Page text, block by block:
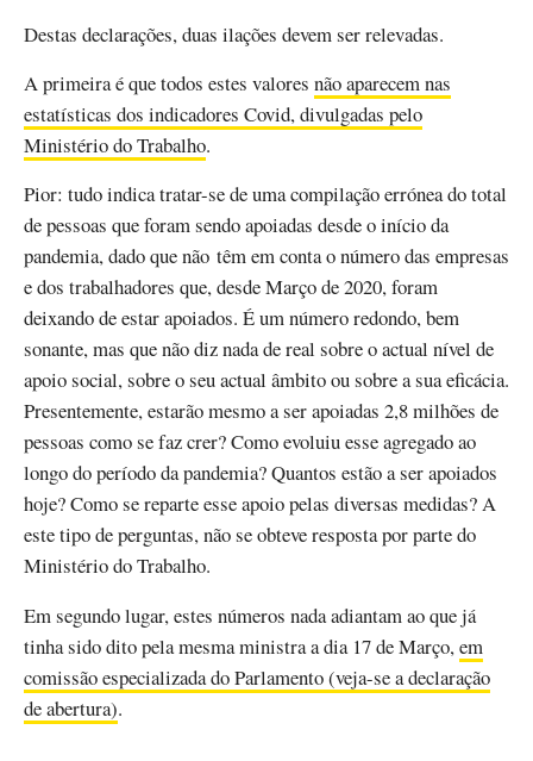
Destas declarações, duas ilações devem ser relevadas.
A primeira é que todos estes valores não aparecem nas
estatísticas dos indicadores Covid, divulgadas pelo
Ministério do Trabalho.
Pior: tudo indica tratar-se de uma compilação errónea do total
de pessoas que foram sendo apoiadas desde o início da
pandemia, dado que não têm em conta o número das empresas
e dos trabalhadores que, desde Março de 2020, foram
deixando de estar apoiados. É um número redondo, bem
sonante, mas que não diz nada de real sobre o actual nível de
apoio social, sobre o seu actual âmbito ou sobre a sua eficácia.
Presentemente, estarão mesmo a ser apoiadas 2,8 milhões de
pessoas como se faz crer? Como evoluiu esse agregado ao
longo do período da pandemia? Quantos estão a ser apoiados
hoje? Como se reparte esse apoio pelas diversas medidas? A
este tipo de perguntas, não se obteve resposta por parte do
Ministério do Trabalho.
Em segundo lugar, estes números nada adiantam ao que já
tinha sido dito pela mesma ministra a dia 17 de Março,em
comissão especializada do Parlamento (veja-se a declaração
de abertura).